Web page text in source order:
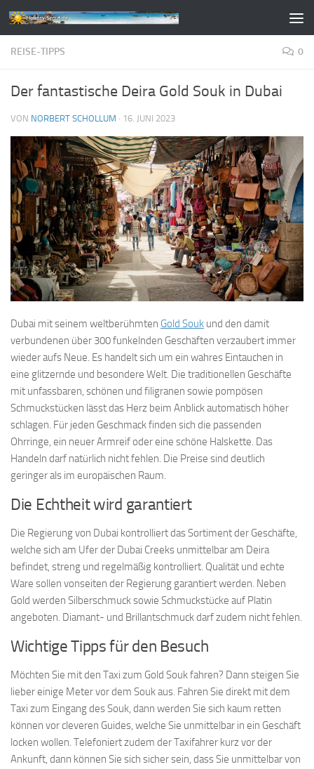
Zum Inhalt springen
REISE-TIPPS 0
Der fantastische Deira Gold Souk in Dubai
VON NORBERT SCHOLLUM · 16. JUNI 2023
Dubai mit seinem weltberühmten Gold Souk und den damit
verbundenen über 300 funkelnden Geschäften verzaubert immer
wieder aufs Neue. Es handelt sich um ein wahres Eintauchen in
eine glitzernde und besondere Welt. Die traditionellen Geschäfte
mit unfassbaren, schönen und filigranen sowie pompösen
Schmuckstücken lässt das Herz beim Anblick automatisch höher
schlagen. Für jeden Geschmack finden sich die passenden
Ohrringe, ein neuer Armreif oder eine schöne Halskette. Das
Handeln darf natürlich nicht fehlen. Die Preise sind deutlich
geringer als im europäischen Raum.
Die Echtheit wird garantiert
Die Regierung von Dubai kontrolliert das Sortiment der Geschäfte,
welche sich am Ufer der Dubai Creeks unmittelbar am Deira
befindet, streng und regelmäßig kontrolliert. Qualität und echte
Ware sollen vonseiten der Regierung garantiert werden. Neben
Gold werden Silberschmuck sowie Schmuckstücke auf Platin
angeboten. Diamant- und Brillantschmuck darf zudem nicht fehlen.
Wichtige Tipps für den Besuch
Möchten Sie mit den Taxi zum Gold Souk fahren? Dann steigen Sie
lieber einige Meter vor dem Souk aus. Fahren Sie direkt mit dem
Taxi zum Eingang des Souk, dann werden Sie sich kaum retten
können vor cleveren Guides, welche Sie unmittelbar in ein Geschäft
locken wollen. Telefoniert zudem der Taxifahrer kurz vor der
Ankunft, dann können Sie sich sicher sein, dass Sie unmittelbar von